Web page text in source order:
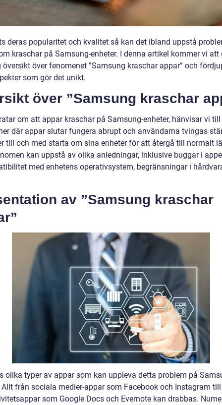
deras popularitet och kvalitet så kan det ibland uppstå
kraschar på Samsung-enheter. I denna artikel kommer vi att
översikt över fenomenet ”Samsung kraschar appar” och
som gör det unikt.
över ”Samsung kraschar
om att appar kraschar på Samsung-enheter, hänvisar vi till
där appar slutar fungera abrupt och användarna tvingas
till och med starta om sina enheter för att återgå till normalt
kan uppstå av olika anledningar, inklusive buggar i
med enhetens operativsystem, begränsningar i
av ”Samsung kraschar
olika typer av appar som kan uppleva detta problem på
Allt från sociala medier-appar som Facebook och Instagram till
som Google Docs och Evernote kan drabbas.